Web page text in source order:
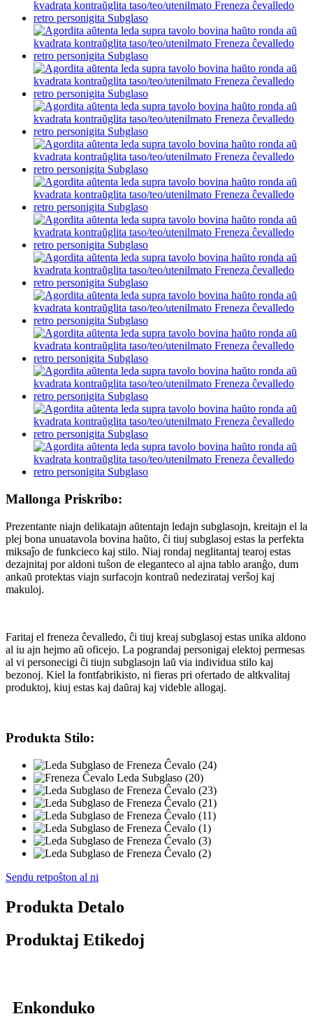
Mallonga Priskribo:
Prezentante niajn delikatajn aŭtentajn ledajn subglasojn, kreitajn el la
plej bona unuatavola bovina haŭto, ĉi tiuj subglasoj estas la perfekta
miksaĵo de funkcieco kaj stilo. Niaj rondaj neglitantaj tearoj estas
dezajnitaj por aldoni tuŝon de eleganteco al ajna tablo aranĝo, dum
ankaŭ protektas viajn surfacojn kontraŭ nedezirataj verŝoj kaj
makuloj.
Faritaj el freneza ĉevalledo, ĉi tiuj kreaj subglasoj estas unika aldono
al iu ajn hejmo aŭ oficejo. La pograndaj personigaj elektoj permesas
al vi personecigi ĉi tiujn subglasojn laŭ via individua stilo kaj
bezonoj. Kiel la fontfabrikisto, ni fieras pri ofertado de altkvalitaj
produktoj, kiuj estas kaj daŭraj kaj videble allogaj.
Produkta Stilo:
Sendu retpoŝton al ni
Produkta Detalo
Produktaj Etikedoj
Enkonduko